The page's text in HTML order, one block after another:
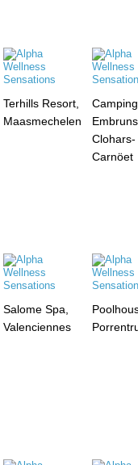
Terhills Resort,
Maasmechelen
Embruns,
Clohars-
Carnöet
Salome Spa,
Valenciennes